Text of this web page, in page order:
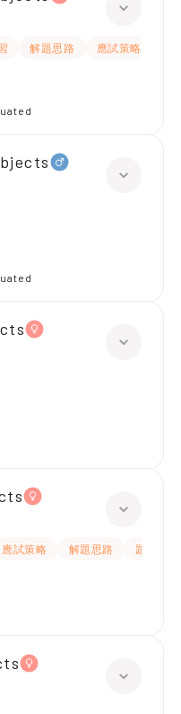
解題思路 應試策略
應試策略 解題思路
題目講解